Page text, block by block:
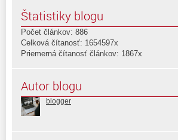
Štatistiky blogu
Počet článkov: 886
Celková čítanosť: 1654597x
Priemerná čítanosť článkov: 1867x
Autor blogu
blogger